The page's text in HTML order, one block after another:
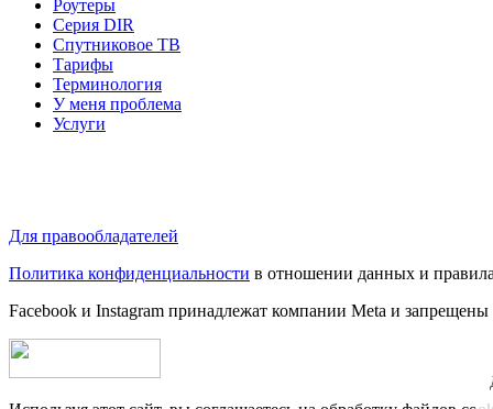
Роутеры
Серия DIR
Спутниковое ТВ
Тарифы
Терминология
У меня проблема
Услуги
Для правообладателей
Политика конфиденциальности в отношении данных и
Facebook и Instagram принадлежат компании Metа и